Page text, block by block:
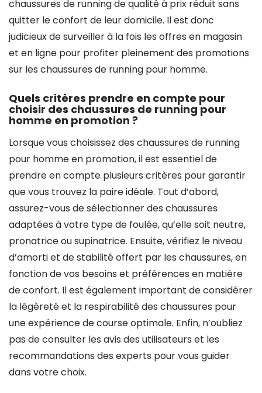
chaussures de running de qualité à prix réduit sans
quitter le confort de leur domicile. Il est donc
judicieux de surveiller à la fois les offres en magasin
et en ligne pour profiter pleinement des promotions
sur les chaussures de running pour homme.
Quels critères prendre en compte pour
choisir des chaussures de running pour
homme en promotion ?
Lorsque vous choisissez des chaussures de running
pour homme en promotion, il est essentiel de
prendre en compte plusieurs critères pour garantir
que vous trouvez la paire idéale. Tout d’abord,
assurez-vous de sélectionner des chaussures
adaptées à votre type de foulée, qu’elle soit neutre,
pronatrice ou supinatrice. Ensuite, vérifiez le niveau
d’amorti et de stabilité offert par les chaussures, en
fonction de vos besoins et préférences en matière
de confort. Il est également important de considérer
la légèreté et la respirabilité des chaussures pour
une expérience de course optimale. Enfin, n’oubliez
pas de consulter les avis des utilisateurs et les
recommandations des experts pour vous guider
dans votre choix.